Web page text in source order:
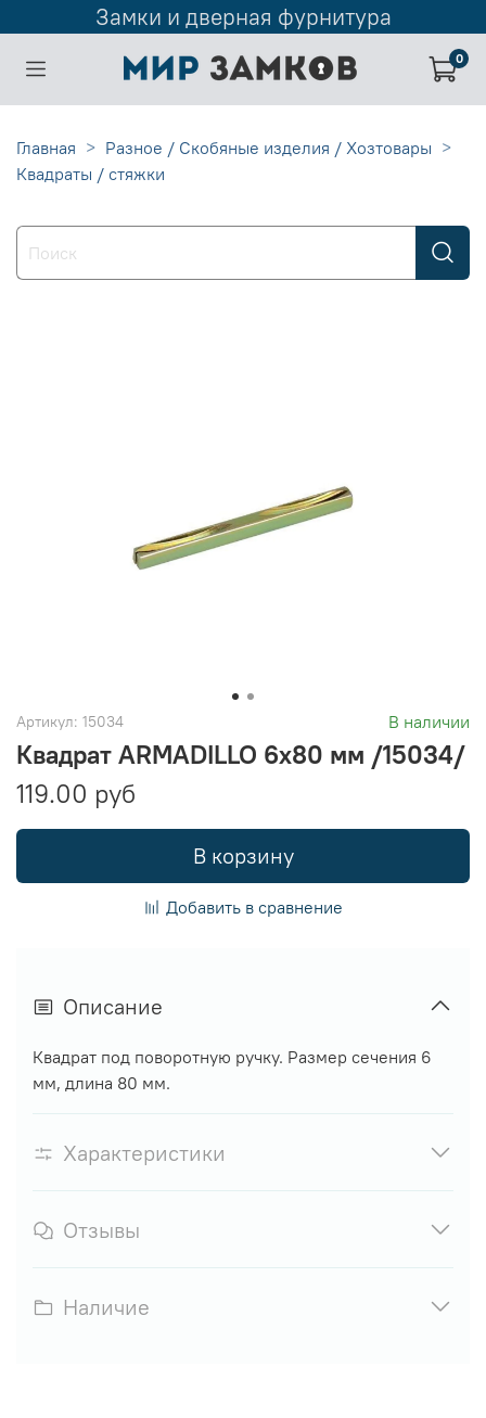
Замки и дверная фурнитура
0
Главная
Разное / Скобяные изделия / Хозтовары
Квадраты / стяжки
Артикул: 15034 В наличии
Квадрат ARMADILLO 6х80 мм /15034/
119.00 руб
В корзину
Добавить в сравнение
Описание
Квадрат под поворотную ручку. Размер сечения 6
мм, длина 80 мм.
Характеристики
Отзывы
Наличие